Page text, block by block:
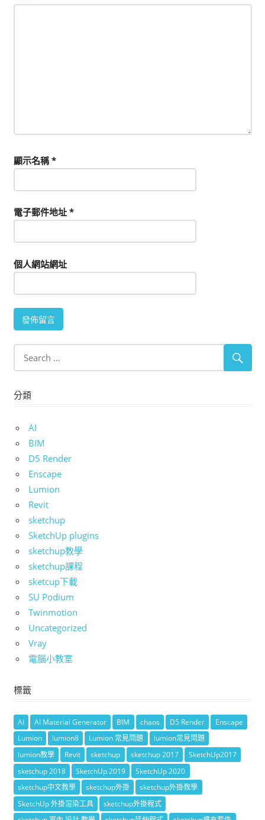
顯示名稱*
電子郵件地址 *
個人網站網址
分類
AI
BIM
D5 Render
Enscape
Lumion
Revit
sketchup
SketchUp plugins
sketchup教學
sketchup課程
sketcup下載
SU Podium
Twinmotion
Uncategorized
Vray
電腦小教室
標籤
AI AI Material Generator BIM chaos D5 Render
Enscape
Lumion
lumion8 Lumion 常見問題
lumion常見問題
lumion教學
Revit sketchup sketchup 2017
SketchUp2017
sketchup 2018
SketchUp 2019
SketchUp 2020
sketchup中文教學
sketchup外掛
sketchup外掛教學
SketchUp 外掛渲染工具
sketchup外掛程式